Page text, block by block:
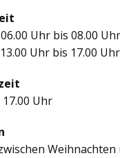
Uhr bis 08.00 Uhr
Uhr bis 17.00 Uhr
Uhr
Weihnachten